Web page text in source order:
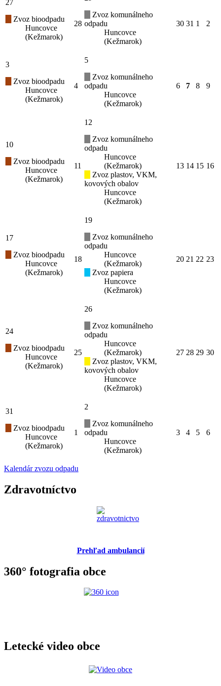
27
Zvoz bioodpadu
Huncovce
(Kežmarok)
28
Zvoz komunálneho
odpadu
Huncovce
(Kežmarok)
30 31 1 2
3
Zvoz bioodpadu
Huncovce
(Kežmarok)
4
5
Zvoz komunálneho
odpadu
Huncovce
(Kežmarok)
6 7 8 9
10
Zvoz bioodpadu
Huncovce
(Kežmarok)
11
12
Zvoz komunálneho
odpadu
Huncovce
(Kežmarok)
Zvoz plastov, VKM,
kovových obalov
Huncovce
(Kežmarok)
13 14 15 16
17
Zvoz bioodpadu
Huncovce
(Kežmarok)
18
19
Zvoz komunálneho
odpadu
Huncovce
(Kežmarok)
Zvoz papiera
Huncovce
(Kežmarok)
20 21 22 23
24
Zvoz bioodpadu
Huncovce
(Kežmarok)
25
26
Zvoz komunálneho
odpadu
Huncovce
(Kežmarok)
Zvoz plastov, VKM,
kovových obalov
Huncovce
(Kežmarok)
27 28 29 30
31
Zvoz bioodpadu
Huncovce
(Kežmarok)
1
2
Zvoz komunálneho
odpadu
Huncovce
(Kežmarok)
3 4 5 6
Kalendár zvozu odpadu
Zdravotníctvo
Prehľad ambulancií
360° fotografia obce
Letecké video obce